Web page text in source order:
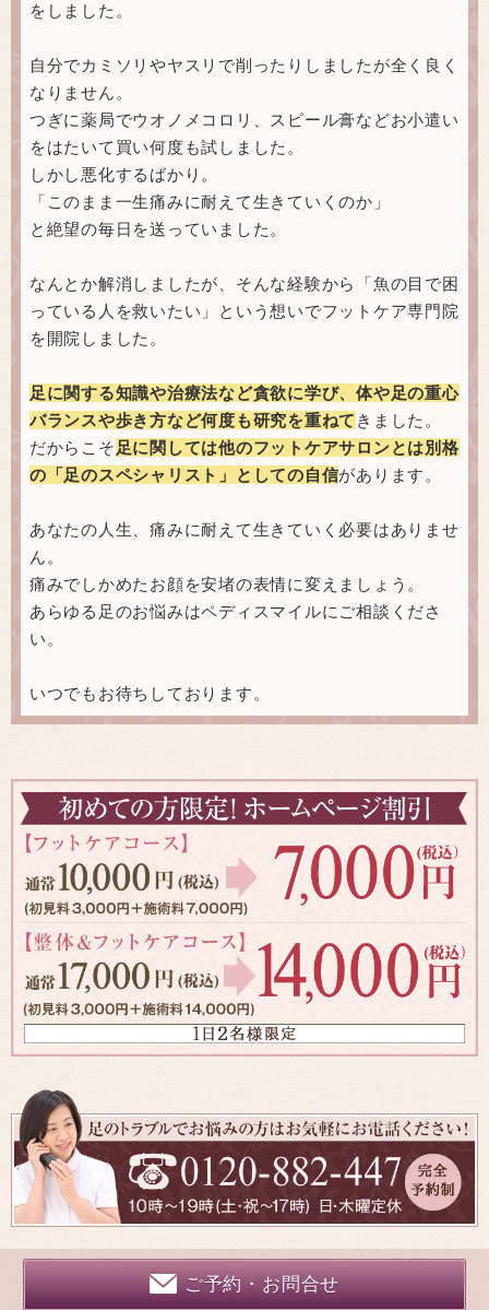
をしました。
自分でカミソリやヤスリで削ったりしましたが全く良く
なりません。
つぎに薬局でウオノメコロリ、スピール膏などお小遣い
をはたいて買い何度も試しました。
しかし悪化するばかり。
「このまま一生痛みに耐えて生きていくのか」
と絶望の毎日を送っていました。
なんとか解消しましたが、そんな経験から「魚の目で困
っている人を救いたい」という想いでフットケア専門院
を開院しました。
足に関する知識や治療法など貪欲に学び、体や足の重心
バランスや歩き方など何度も研究を重ねて きました。
だからこそ 足に関しては他のフットケアサロンとは別格
の「足のスペシャリスト」としての自信があります。
あなたの人生、痛みに耐えて生きていく必要はありませ
ん。
痛みでしかめたお顔を安堵の表情に変えましょう。
あらゆる足のお悩みはペディスマイルにご相談くださ
い。
いつでもお待ちしております。
ご予約・お問合せ